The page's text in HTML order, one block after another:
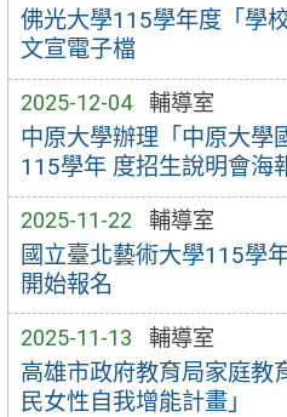
佛光大學115學年度「學
文宣電子檔
2025-12-04 輔導室
中原大學辦理「中原大學
115學年 度招生說明會海
2025-11-22 輔導室
國立臺北藝術大學115學
開始報名
2025-11-13 輔導室
高雄市政府教育局家庭教
民女性自我增能計畫」